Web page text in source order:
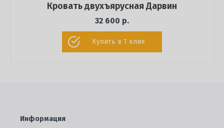
Кровать двухъярусная Дарвин
32 600 р.
Купить в 1 клик
Информация